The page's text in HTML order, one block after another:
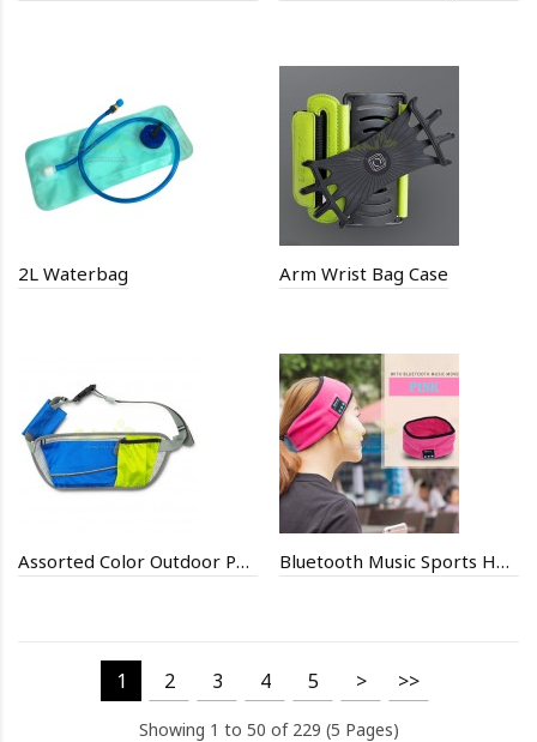
2L Waterbag Arm Wrist Bag Case
Assorted Color Outdoor Pocket Bluetooth Music Sports Headband
1 2 3 4 5 > >>
Showing 1 to 50 of 229 (5 Pages)